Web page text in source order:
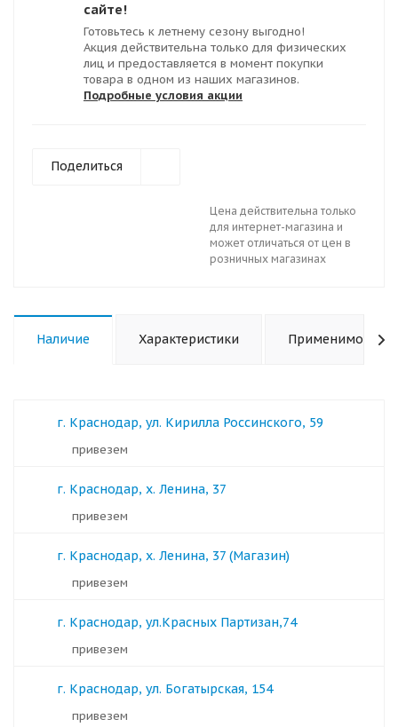
сайте!
Готовьтесь к летнему сезону выгодно!
Акция действительна только для физических
лиц и предоставляется в момент покупки
товара в одном из наших магазинов.
Подробные условия акции
Поделиться
Цена действительна только
для интернет-магазина и
может отличаться от цен в
розничных магазинах
Наличие Характеристики Применимость
г. Краснодар, ул. Кирилла Россинского, 59
Привезем
г. Краснодар, х. Ленина, 37
Привезем
г. Краснодар, х. Ленина, 37 (Магазин)
Привезем
г. Краснодар, ул.Красных Партизан,74
Привезем
г. Краснодар, ул. Богатырская, 154
Привезем